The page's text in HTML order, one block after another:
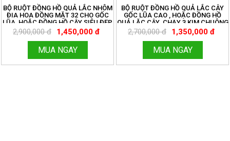
BỘ RUỘT ĐỒNG HỒ QUẢ LẮC NHÔM
ĐIA HOA ĐỒNG MẶT 32 CHO GỐC
LŨA, HOẶC ĐỒNG HỒ CÂY SIÊU ĐẸP
CHẤT. MIỄN SHIP TOÀN QUỐC.
ĐỒNG HỒ THANH HÙNG.
2,900,000 đ 1,450,000 đ
MUA NGAY
BỘ RUỘT ĐỒNG HỒ QUẢ LẮC CÂY
GỐC LŨA CAO , HOẶC ĐỒNG HỒ
QUẢ LẶC CÂY. CHẠY 3 KIM CHUÔNG
NHẠC HÀN QUỐC. MIỄN SHIP TOÀN
QUỐC. ĐỒNG HỒ THANH HÙNG.
2,700,000 đ 1,350,000 đ
MUA NGAY